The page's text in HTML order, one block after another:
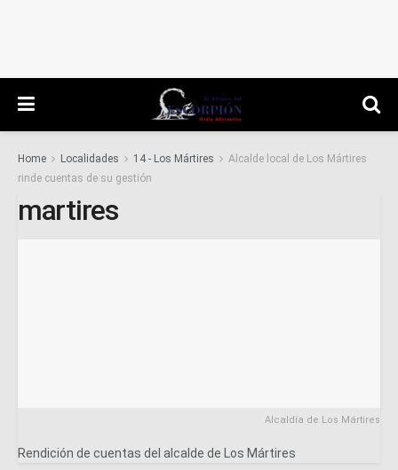
Home Localidades 14 - Los Mártires
Alcalde local de Los Mártires
rinde cuentas de su gestión
martires
Alcaldía de Los Mártires
Rendición de cuentas del alcalde de Los Mártires